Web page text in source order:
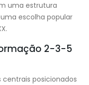
uma estrutura
escolha popular
2-3-5
posicionados